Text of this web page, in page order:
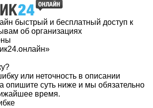
быстрый и бесплатный доступ к
об организациях
или неточность в описании
опишите суть ниже и мы обязательно
время.